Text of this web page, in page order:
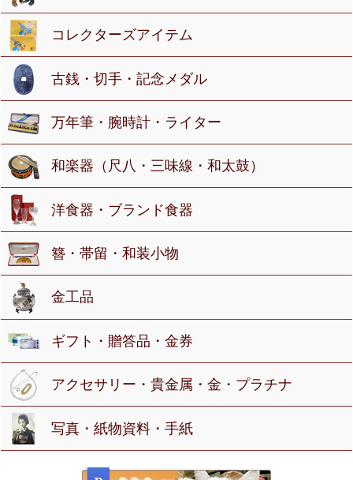
コレクターズアイテム
古銭・切手・記念メダル
万年筆・腕時計・ライター
和楽器（尺八・三味線・和太鼓）
洋食器・ブランド食器
簪・帯留・和装小物
金工品
ギフト・贈答品・金券
アクセサリー・貴金属・金・プラチナ
写真・紙物資料・手紙